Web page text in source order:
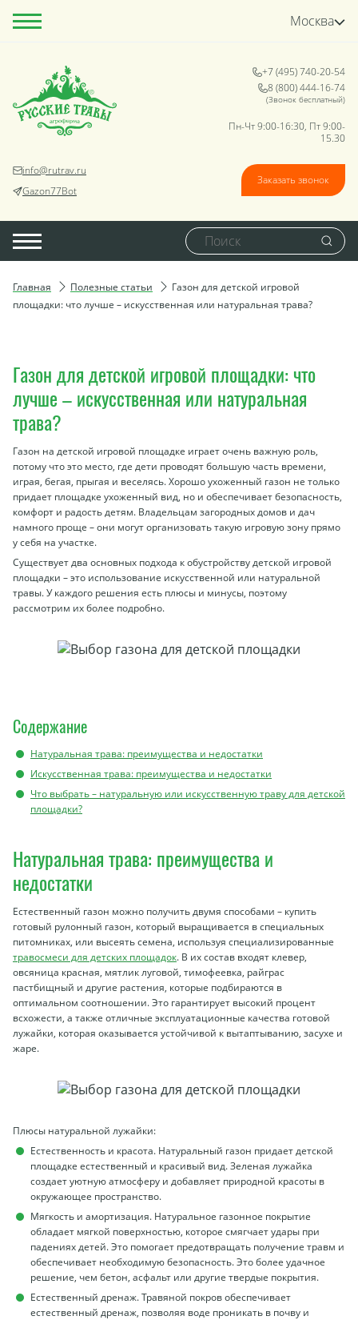
Москва
info@rutrav.ru
Gazon77Bot
+7 (495) 740-20-54
8 (800) 444-16-74
(Звонок бесплатный)
Пн-Чт 9:00-16:30, Пт 9:00-
15.30
Заказать звонок
Главная Полезные статьи
Газон для детской игровой
площадки: что лучше – искусственная или натуральная трава?
Газон для детской игровой площадки: что
лучше – искусственная или натуральная
трава?
Газон на детской игровой площадке играет очень важную роль,
потому что это место, где дети проводят большую часть времени,
играя, бегая, прыгая и веселясь. Хорошо ухоженный газон не только
придает площадке ухоженный вид, но и обеспечивает безопасность,
комфорт и радость детям. Владельцам загородных домов и дач
намного проще – они могут организовать такую игровую зону прямо
у себя на участке.
Существует два основных подхода к обустройству детской игровой
площадки – это использование искусственной или натуральной
травы. У каждого решения есть плюсы и минусы, поэтому
рассмотрим их более подробно.
Содержание
Натуральная трава: преимущества и недостатки
Искусственная трава: преимущества и недостатки
Что выбрать – натуральную или искусственную траву для детской
площадки?
Натуральная трава: преимущества и
недостатки
Естественный газон можно получить двумя способами – купить
готовый рулонный газон, который выращивается в специальных
питомниках, или высеять семена, используя специализированные
травосмеси для детских площадок. В их состав входят клевер,
овсяница красная, мятлик луговой, тимофеевка, райграс
пастбищный и другие растения, которые подбираются в
оптимальном соотношении. Это гарантирует высокий процент
всхожести, а также отличные эксплуатационные качества готовой
лужайки, которая оказывается устойчивой к вытаптыванию, засухе и
жаре.
Плюсы натуральной лужайки:
Естественность и красота. Натуральный газон придает детской
площадке естественный и красивый вид. Зеленая лужайка
создает уютную атмосферу и добавляет природной красоты в
окружающее пространство.
Мягкость и амортизация. Натуральное газонное покрытие
обладает мягкой поверхностью, которое смягчает удары при
падениях детей. Это помогает предотвращать получение травм и
обеспечивает необходимую безопасность. Это более удачное
решение, чем бетон, асфальт или другие твердые покрытия.
Естественный дренаж. Травяной покров обеспечивает
естественный дренаж, позволяя воде проникать в почву и